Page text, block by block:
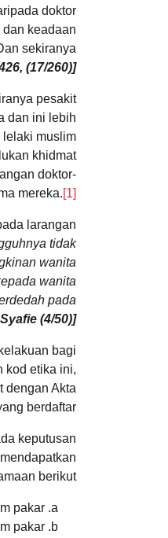
doktor
keadaan
sekiranya
(17/260)]
pesakit
dan ini lebih
lelaki muslim
khidmat
doktor-
mereka.[1]
larangan
tidak
wanita
wanita
pada
(4/50)]
bagi
kod etika ini,
dengan Akta
berdaftar.
keputusan
berikut ;
pakar.
pakar.